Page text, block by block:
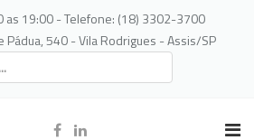
as 19:00 - Telefone: (18) 3302-3700
Pádua, 540 - Vila Rodrigues - Assis/SP